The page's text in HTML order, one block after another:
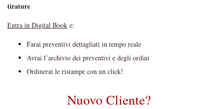
tirature
Entra in Digital Book e:
Farai preventivi dettagliati in tempo reale
Avrai l’archivio dei preventivi e degli ordini
Ordinerai le ristampe con un click!
Nuovo Cliente?